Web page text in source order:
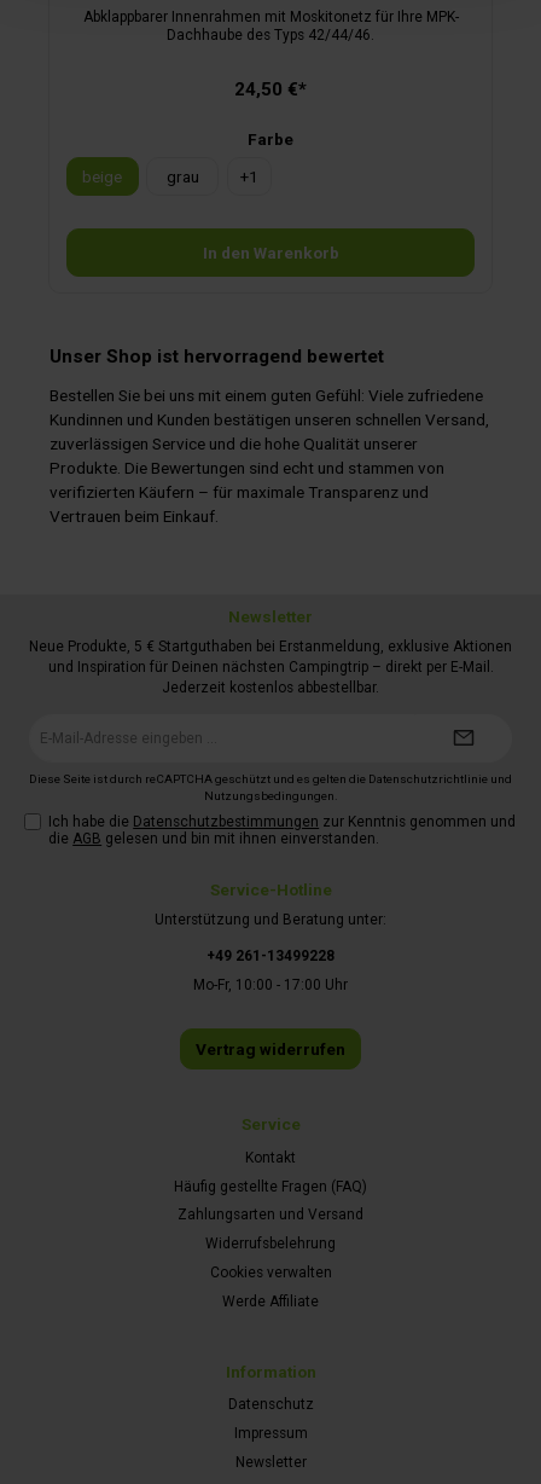
Abklappbarer Innenrahmen mit Moskitonetz für Ihre MPK-
Dachhaube des Typs 42/44/46.
24,50 €*
Farbe
beige
grau +1
In den Warenkorb
Unser Shop ist hervorragend bewertet
Bestellen Sie bei uns mit einem guten Gefühl: Viele zufriedene
Kundinnen und Kunden bestätigen unseren schnellen Versand,
zuverlässigen Service und die hohe Qualität unserer
Produkte. Die Bewertungen sind echt und stammen von
verifizierten Käufern – für maximale Transparenz und
Vertrauen beim Einkauf.
Service-Hotline
Unterstützung und Beratung unter:
+49 261-13499228
Mo-Fr, 10:00 - 17:00 Uhr
Vertrag widerrufen
Service
Kontakt
Häufig gestellte Fragen (FAQ)
Zahlungsarten und Versand
Widerrufsbelehrung
Cookies verwalten
Werde Affiliate
Information
Datenschutz
Impressum
Newsletter
Newsletter
Neue Produkte, 5 € Startguthaben bei Erstanmeldung, exklusive Aktionen
und Inspiration für Deinen nächsten Campingtrip – direkt per E-Mail.
Jederzeit kostenlos abbestellbar.
Diese Seite ist durch reCAPTCHA geschützt und es gelten die Datenschutzrichtlinie und
Nutzungsbedingungen.
Ich habe die Datenschutzbestimmungen zur Kenntnis genommen und
die AGB gelesen und bin mit ihnen einverstanden.